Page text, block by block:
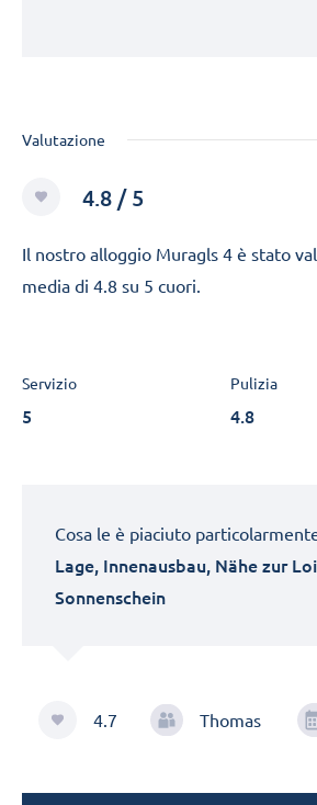
Valutazione
4.8 / 5
Il nostro alloggio Muragls 4 è stato
media di 4.8 su 5 cuori.
Servizio
5
Pulizia
4.8
Cosa le è piaciuto
Lage, Innenausbau, Nähe zur
Sonnenschein
4.7 Thomas